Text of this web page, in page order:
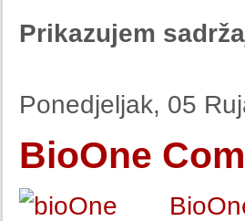
Prikazujem
Ponedjeljak, 05
BioOne